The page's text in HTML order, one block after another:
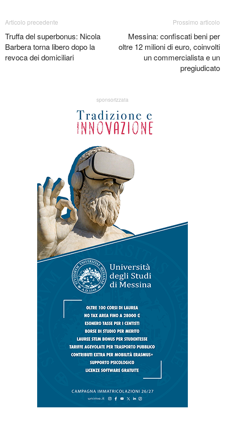
Articolo precedente
Truffa del superbonus: Nicola
Barbera torna libero dopo la
revoca dei domiciliari
Prossimo articolo
Messina: confiscati beni per
oltre 12 milioni di euro, coinvolti
un commercialista e un
pregiudicato
sponsorizzata